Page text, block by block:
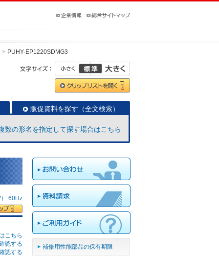
PUHY-EP1220SDMG3
販促資料を探す（全文検索）
数の形名を指定して探す場合はこちら
60Hz
こちら
認する
認する
補修用性能部品の保有期限